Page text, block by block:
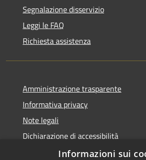
Segnalazione disservizio
Leggi le FAQ
Richiesta assistenza
Amministrazione trasparente
Informativa privacy
Note legali
Dichiarazione di accessibilità
Piano di miglioramento dei servizi
Informazioni sui